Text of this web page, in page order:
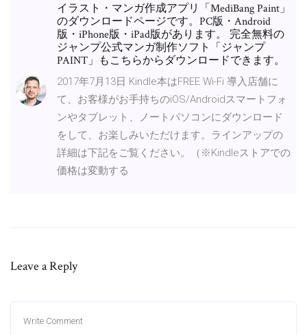
イラスト・マンガ作成アプリ「MediBang Paint」
のダウンロードページです。PC版・Android
版・iPhone版・iPad版があります。 完全無料の
ジャンプ公式マンガ制作ソフト「ジャンプ
PAINT」もこちらからダウンロードできます。
2017年7月13日 Kindle本はFREE Wi-Fi 導入店舗に
て、お客様がお手持ちのiOS/Androidスマートフォ
ンやタブレット、ノートパソコンにダウンロード
をして、お楽しみいただけます。ラインアップの
詳細は下記をご覧ください。（※Kindleストアでの
価格は変動する
Leave a Reply